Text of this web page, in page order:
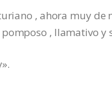
, ahora muy de
, llamativo y